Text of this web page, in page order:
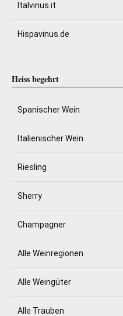
Italvinus.it
Hispavinus.de
Heiss begehrt
Spanischer Wein
Italienischer Wein
Riesling
Sherry
Champagner
Alle Weinregionen
Alle Weingüter
Alle Trauben